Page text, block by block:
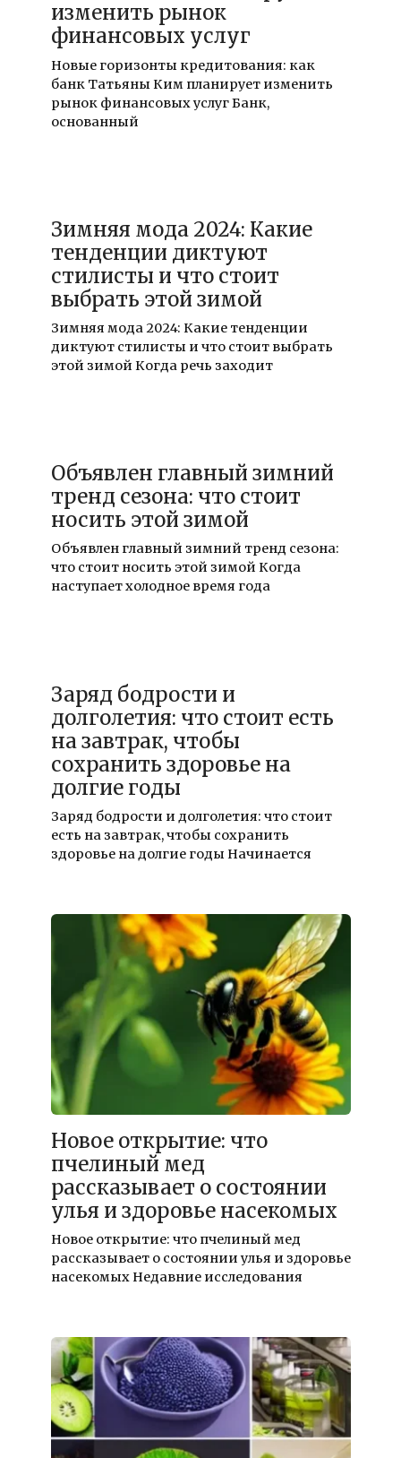
изменить рынок
финансовых услуг
Новые горизонты кредитования: как
банк Татьяны Ким планирует изменить
рынок финансовых услуг Банк,
основанный
Зимняя мода 2024: Какие
тенденции диктуют
стилисты и что стоит
выбрать этой зимой
Зимняя мода 2024: Какие тенденции
диктуют стилисты и что стоит выбрать
этой зимой Когда речь заходит
Объявлен главный зимний
тренд сезона: что стоит
носить этой зимой
Объявлен главный зимний тренд сезона:
что стоит носить этой зимой Когда
наступает холодное время года
Заряд бодрости и
долголетия: что стоит есть
на завтрак, чтобы
сохранить здоровье на
долгие годы
Заряд бодрости и долголетия: что стоит
есть на завтрак, чтобы сохранить
здоровье на долгие годы Начинается
17.12.2025
Новое открытие: что
пчелиный мед
рассказывает о состоянии
улья и здоровье насекомых
Новое открытие: что пчелиный мед
рассказывает о состоянии улья и здоровье
насекомых Недавние исследования